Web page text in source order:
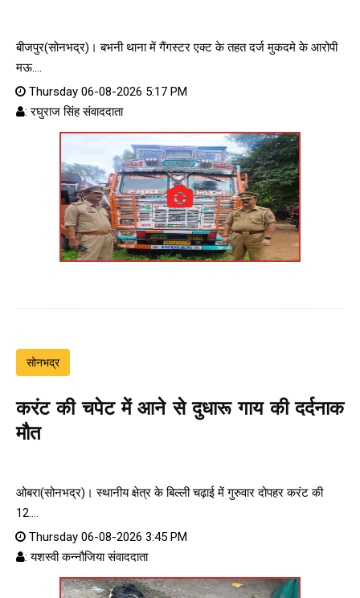
बीजपुर(सोनभद्र)। बभनी थाना में गैंगस्टर एक्ट के तहत दर्ज मुकदमे के आरोपी
मऊ....
Thursday 06-08-2026 5:17 PM
: रघुराज सिंह संवाददाता
सोनभद्र
करंट की चपेट में आने से दुधारू गाय की दर्दनाक
मौत
ओबरा(सोनभद्र)। स्थानीय क्षेत्र के बिल्ली चढ़ाई में गुरुवार दोपहर करंट की
12....
Thursday 06-08-2026 3:45 PM
: यशस्वी कन्नौजिया संवाददाता